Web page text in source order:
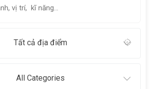
Tất cả địa điểm
All Categories